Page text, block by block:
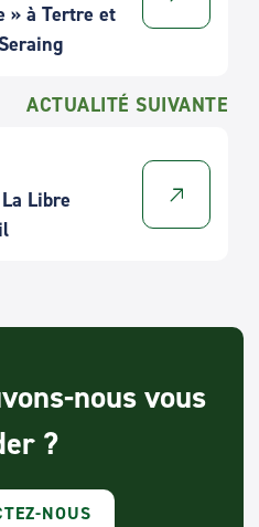
» à Tertre et
ACTUALITÉ SUIVANTE
Libre
nous vous
?
NOUS